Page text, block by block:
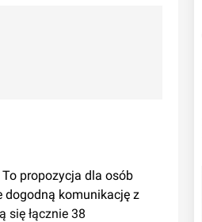
propozycja dla osób
dogodną komunikację z
się łącznie 38